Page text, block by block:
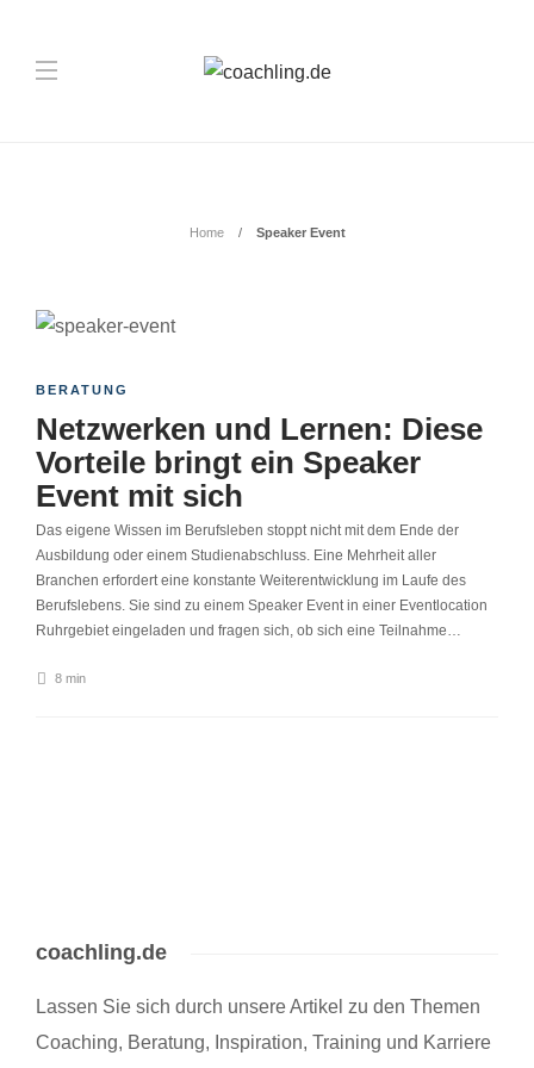
Home Speaker Event
BERATUNG
Netzwerken und Lernen: Diese
Vorteile bringt ein Speaker
Event mit sich
Das eigene Wissen im Berufsleben stoppt nicht mit dem Ende der
Ausbildung oder einem Studienabschluss. Eine Mehrheit aller
Branchen erfordert eine konstante Weiterentwicklung im Laufe des
Berufslebens. Sie sind zu einem Speaker Event in einer Eventlocation
Ruhrgebiet eingeladen und fragen sich, ob sich eine Teilnahme…
8 min
coachling.de
Lassen Sie sich durch unsere Artikel zu den Themen
Coaching, Beratung, Inspiration, Training und Karriere